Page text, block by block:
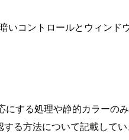
いコントロールとウィンド
する処理や静的カラーの
る方法について記載してい